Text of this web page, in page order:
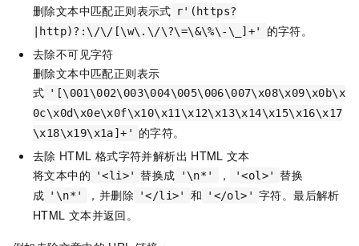
删除文本中匹配正则表示式 r'(https?
|http)?:\/\/[\w\.\/\?\=\&\%\-\_]+'
的字符。
去除不可见字符
删除文本中匹配正则表示
式 '[\001\002\003\004\005\006\007\x08\x09\x0b\x
0c\x0d\x0e\x0f\x10\x11\x12\x13\x14\x15\x16\x17
\x18\x19\x1a]+'
的字符。
去除 HTML 格式字符并解析出 HTML 文本
将文本中的
'<li>' 替换成 '\n*' ， '<ol>' 替换
成 '\n*' ，并删除 '</li>' 和 '</ol>' 字符。最后解析
HTML 文本并返回。